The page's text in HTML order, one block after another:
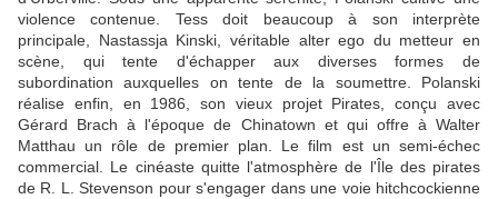
violence contenue. Tess doit beaucoup à son interprète
principale, Nastassja Kinski, véritable alter ego du metteur en
scène, qui tente d'échapper aux diverses formes de
subordination auxquelles on tente de la soumettre. Polanski
réalise enfin, en 1986, son vieux projet Pirates, conçu avec
Gérard Brach à l'époque de Chinatown et qui offre à Walter
Matthau un rôle de premier plan. Le film est un semi-échec
commercial. Le cinéaste quitte l'atmosphère de l'Île des pirates
de R. L. Stevenson pour s'engager dans une voie hitchcockienne